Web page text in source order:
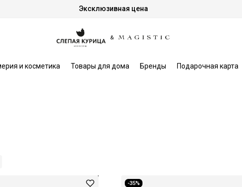
Эксклюзивная цена
и косметика Товары для дома Бренды Подарочная карта
-35%